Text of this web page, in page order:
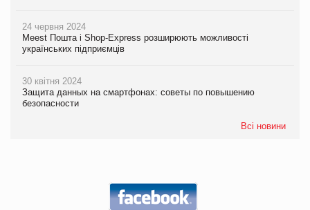
24 червня 2024
Meest Пошта і Shop-Express розширюють можливості
українських підприємців
30 квітня 2024
Защита данных на смартфонах: советы по повышению
безопасности
Всі новини